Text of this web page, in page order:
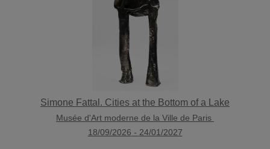
Simone Fattal. Cities at the Bottom of a Lake
Musée d'Art moderne de la Ville de Paris
18/09/2026 - 24/01/2027